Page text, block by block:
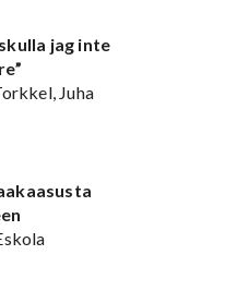
jag inte
Juha